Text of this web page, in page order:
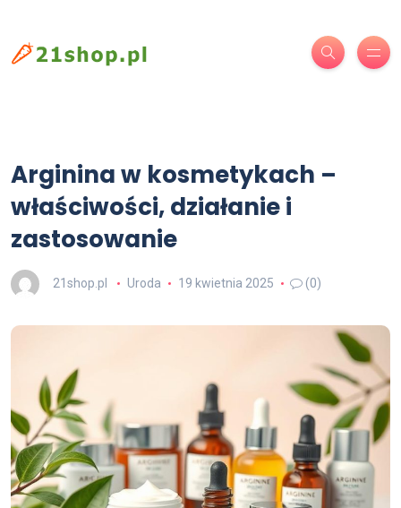
Arginina w kosmetykach –
właściwości, działanie i
zastosowanie
21shop.pl Uroda 19 kwietnia 2025 (0)